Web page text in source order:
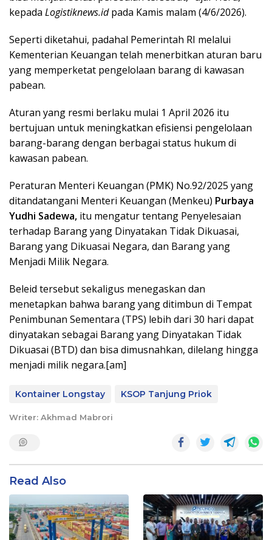
kepada Logistiknews.idpada Kamis malam (4/6/2026).
Seperti diketahui, padahal Pemerintah RI melalui
Kementerian Keuangan telah menerbitkan aturan baru
yang memperketat pengelolaan barang di kawasan
pabean.
Aturan yang resmi berlaku mulai 1 April 2026 itu
bertujuan untuk meningkatkan efisiensi pengelolaan
barang-barang dengan berbagai status hukum di
kawasan pabean.
Peraturan Menteri Keuangan (PMK) No.92/2025 yang
ditandatangani Menteri Keuangan (Menkeu) Purbaya
Yudhi Sadewa, itu mengatur tentang Penyelesaian
terhadap Barang yang Dinyatakan Tidak Dikuasai,
Barang yang Dikuasai Negara, dan Barang yang
Menjadi Milik Negara.
Beleid tersebut sekaligus menegaskan dan
menetapkan bahwa barang yang ditimbun di Tempat
Penimbunan Sementara (TPS) lebih dari 30 hari dapat
dinyatakan sebagai Barang yang Dinyatakan Tidak
Dikuasai (BTD) dan bisa dimusnahkan, dilelang hingga
menjadi milik negara.[am]
Kontainer Longstay KSOP Tanjung Priok
Writer: Akhmad Mabrori
Read Also